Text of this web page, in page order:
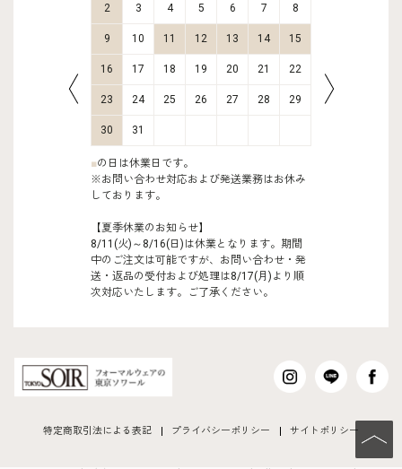
2 3 4 5 6 7 8
9 10 11 12 13 14 15
16 17 18 19 20 21 22
23 24 25 26 27 28 29
30 31
■の日は休業日です。
※お問い合わせ対応および発送業務はお休み
しております。
【夏季休業のお知らせ】
8/11(火)～8/16(日)は休業となります。期間
中のご注文は可能ですが、お問い合わせ・発
送・返品の受付および処理は8/17(月)より順
次対応いたします。ご了承ください。
特定商取引法による表記 プライバシーポリシー サイトポリシー